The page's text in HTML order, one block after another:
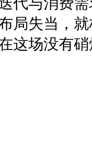
局失当，
这场没有